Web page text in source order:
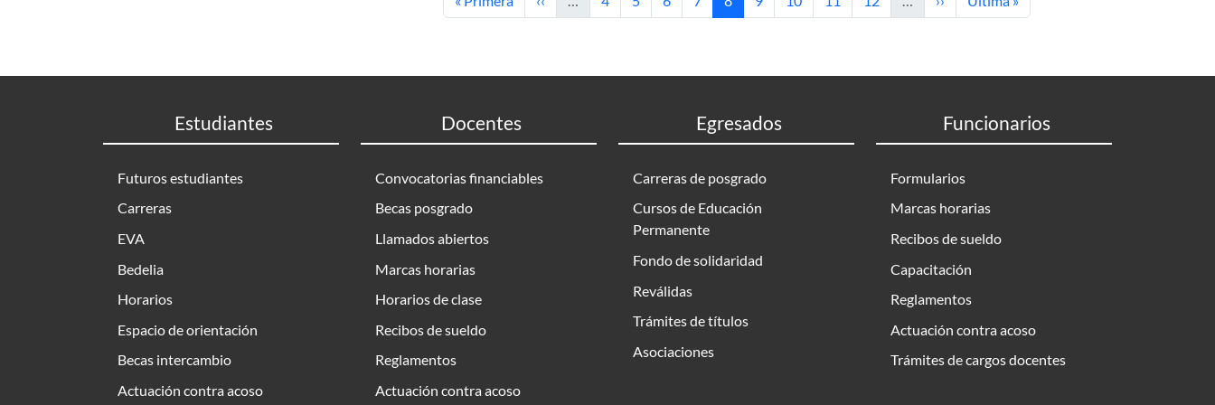
Estudiantes
Futuros estudiantes
Carreras
EVA
Bedelia
Horarios
Espacio de orientación
Becas intercambio
Actuación contra acoso
Docentes
Convocatorias financiables
Becas posgrado
Llamados abiertos
Marcas horarias
Horarios de clase
Recibos de sueldo
Reglamentos
Actuación contra acoso
Egresados
Carreras de posgrado
Cursos de Educación
Permanente
Fondo de solidaridad
Reválidas
Trámites de títulos
Asociaciones
Funcionarios
Formularios
Marcas horarias
Recibos de sueldo
Capacitación
Reglamentos
Actuación contra acoso
Trámites de cargos docentes